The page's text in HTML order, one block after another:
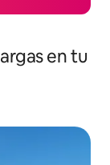
en tu